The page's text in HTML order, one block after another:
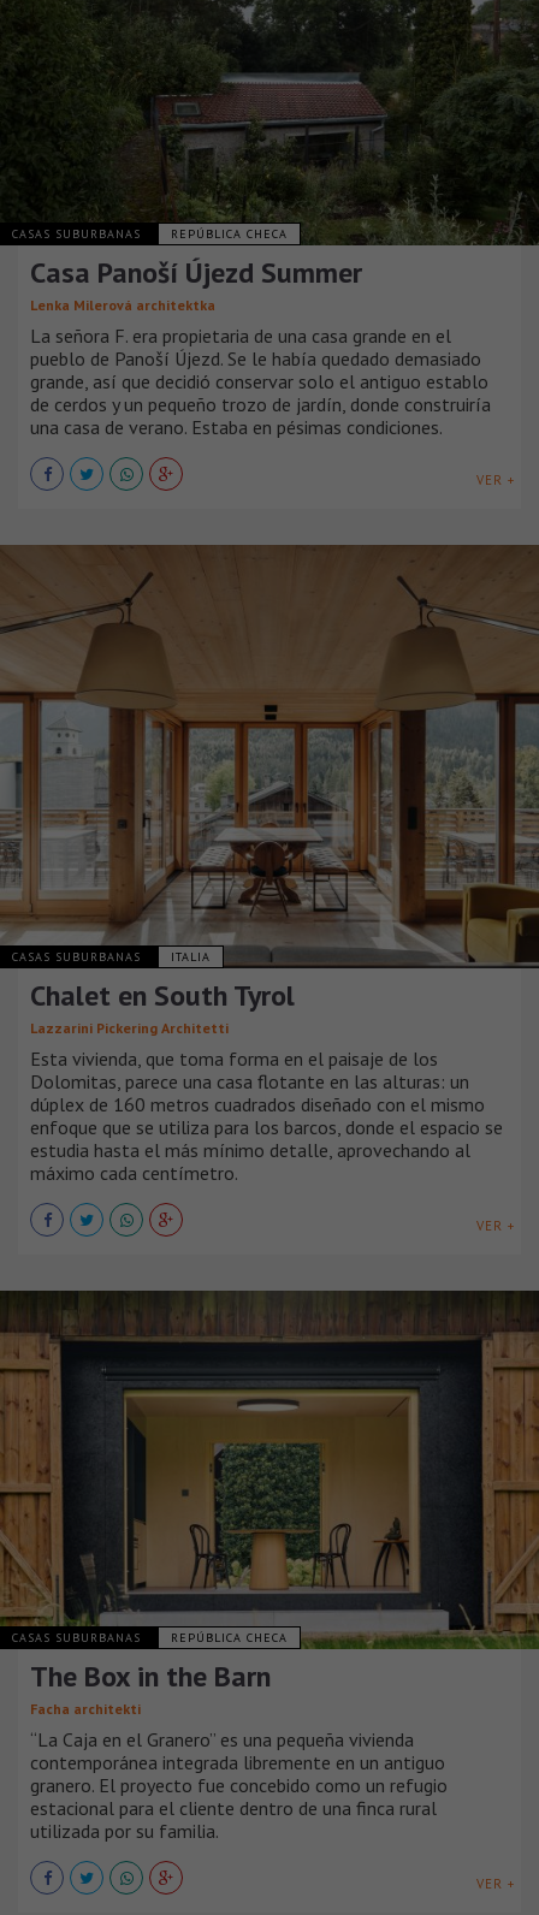
CASAS SUBURBANAS REPÚBLICA CHECA
Casa Panoší Újezd Summer
Lenka Milerová architektka
La señora F. era propietaria de una casa grande en el
pueblo de Panoší Újezd. Se le había quedado demasiado
grande, así que decidió conservar solo el antiguo establo
de cerdos y un pequeño trozo de jardín, donde construiría
una casa de verano. Estaba en pésimas condiciones.
VER +
CASAS SUBURBANAS ITALIA
Chalet en South Tyrol
Lazzarini Pickering Architetti
Esta vivienda, que toma forma en el paisaje de los
Dolomitas, parece una casa flotante en las alturas: un
dúplex de 160 metros cuadrados diseñado con el mismo
enfoque que se utiliza para los barcos, donde el espacio se
estudia hasta el más mínimo detalle, aprovechando al
máximo cada centímetro.
VER +
CASAS SUBURBANAS REPÚBLICA CHECA
The Box in the Barn
Facha architekti
“La Caja en el Granero” es una pequeña vivienda
contemporánea integrada libremente en un antiguo
granero. El proyecto fue concebido como un refugio
estacional para el cliente dentro de una finca rural
utilizada por su familia.
VER +